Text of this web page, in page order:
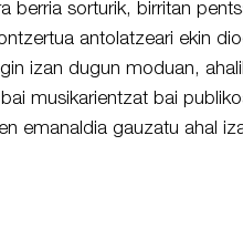
berria sorturik, birritan
antolatzeari ekin
izan dugun moduan,
musikarientzat bai
emanaldia gauzatu ahal